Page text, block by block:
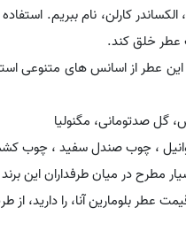
کارلن، نام ببریم.
خلق کند.
عطر از اسانس های متنوعی
گل صدتومانی، مگنولیا
، چوب صندل سفید ، چوب
مطرح در میان طرفداران این
عطر بلومارین آنا، را دارید، از